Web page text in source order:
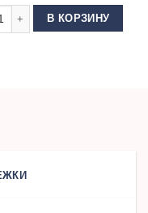
25 мм Антик
товара Пряжка 3-х
В КОРЗИНУ